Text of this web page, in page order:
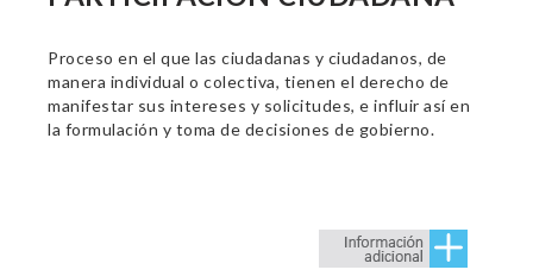
Proceso en el que las ciudadanas y ciudadanos, de
manera individual o colectiva, tienen el derecho de
manifestar sus intereses y solicitudes, e influir así en
la formulación y toma de decisiones de gobierno.